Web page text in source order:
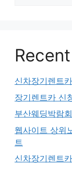
신차장기렌트
장기렌트카 신
부산웨딩박람
웹사이트 상위
트
신차장기렌트